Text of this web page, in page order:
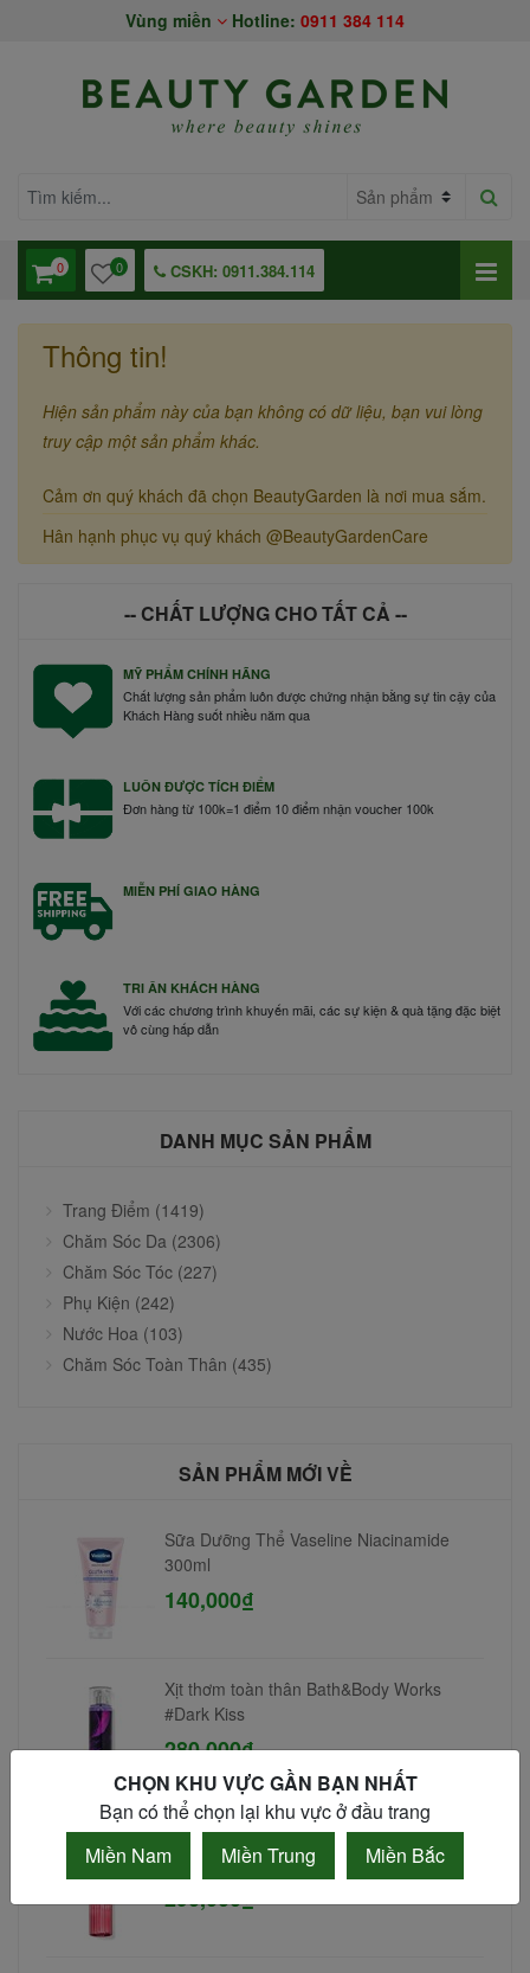
Vùng miền Hotline: 0911 384 114
0 0 CSKH: 0911.384.114
Thông tin!
Hiện sản phẩm này của bạn không có dữ liệu, bạn vui lòng
truy cập một sản phẩm khác.
Cảm ơn quý khách đã chọn BeautyGarden là nơi mua sắm.
Hân hạnh phục vụ quý khách @BeautyGardenCare
-- CHẤT LƯỢNG CHO TẤT CẢ --
MỸ PHẨM CHÍNH HÃNG
Chất lượng sản phẩm luôn được chứng nhận bằng sự tin cậy của
Khách Hàng suốt nhiều năm qua
LUÔN ĐƯỢC TÍCH ĐIỂM
Đơn hàng từ 100k=1 điểm 10 điểm nhận voucher 100k
MIỄN PHÍ GIAO HÀNG
TRI ÂN KHÁCH HÀNG
Với các chương trình khuyến mãi, các sự kiện & quà tặng đặc biệt
vô cùng hấp dẫn
DANH MỤC SẢN PHẨM
Trang Điểm (1419)
Chăm Sóc Da (2306)
Chăm Sóc Tóc (227)
Phụ Kiện (242)
Nước Hoa (103)
Chăm Sóc Toàn Thân (435)
SẢN PHẨM MỚI VỀ
Sữa Dưỡng Thể Vaseline Niacinamide
300ml
140,000₫
Xịt thơm toàn thân Bath&Body Works
#Dark Kiss
280,000₫
Xịt Thơm Bath&Body Works Sweetest
Song
290,000₫
CHỌN KHU VỰC GẦN BẠN NHẤT
Bạn có thể chọn lại khu vực ở đầu trang
Miền Nam
Miền Trung Miền Bắc